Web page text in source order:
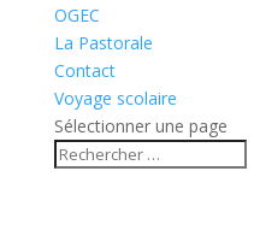
OGEC
La Pastorale
Contact
Voyage scolaire
Sélectionner une page